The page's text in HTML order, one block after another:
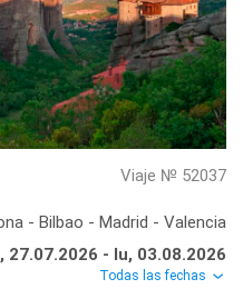
Viaje № 52037
- Bilbao - Madrid - Valencia
27.07.2026 - lu, 03.08.2026
Todas las fechas